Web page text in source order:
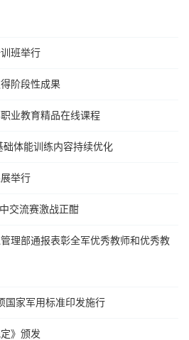
班举行
阶段性成果
业教育精品在线课程
体能训练内容持续优化
举行
交流赛激战正酣
理部通报表彰全军优秀教师和优秀教
国家军用标准印发施行
》颁发